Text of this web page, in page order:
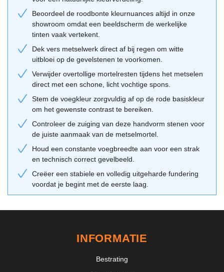
metselen in wildverband of halfsteensverband. De keuze van de
voegmortel heeft een grote invloed op het eindresultaat; een
verdiepte voeg in een grijstint benadrukt de vorm van de steen,
terwijl een lichte voeg de gevel een frisser uiterlijk geeft. Gebruik
adviestool om verschillende combinaties te visualiseren.
Vergeet niet om de stenen altijd diagonaal van de pallet af te rapen
en meerdere pallets tegelijk te verwerken voor de beste
kleurverdeling.
Beoordeel de roodbonte kleurnuances altijd in onze
showroom omdat een beeldscherm de werkelijke
tinten vaak vertekent.
Dek vers metselwerk direct af bij regen om witte
uitbloei op de gevelstenen te voorkomen.
Verwijder overtollige mortelresten tijdens het metselen
direct met een schone, licht vochtige spons.
Stem de voegkleur zorgvuldig af op de rode basiskleur
om het gewenste contrast te bereiken.
Controleer de zuiging van deze handvorm stenen voor
de juiste aanmaak van de metselmortel.
Houd een constante voegbreedte aan voor een strak
en technisch correct gevelbeeld.
Creëer een stabiele en volledig uitgeharde fundering
voordat je begint met de eerste laag.
INFORMATIE
Bestrating